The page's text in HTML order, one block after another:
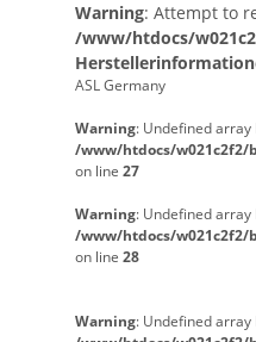
Warning: Attempt to
/www/htdocs/
ASL Germany
Warning: Undefined
/www/htdocs/w021c2f2/
on line 27
Warning: Undefined
/www/htdocs/w021c2f2/
on line 28
Warning: Undefined array